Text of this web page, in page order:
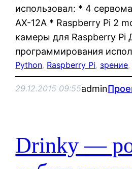
использовал: * 4
AX-12A * Raspberry Pi 2
камеры для Raspberry Pi
программирования
Python, Raspberry Pi, зрение,
29.12.2015 09:55admin
Drinky —